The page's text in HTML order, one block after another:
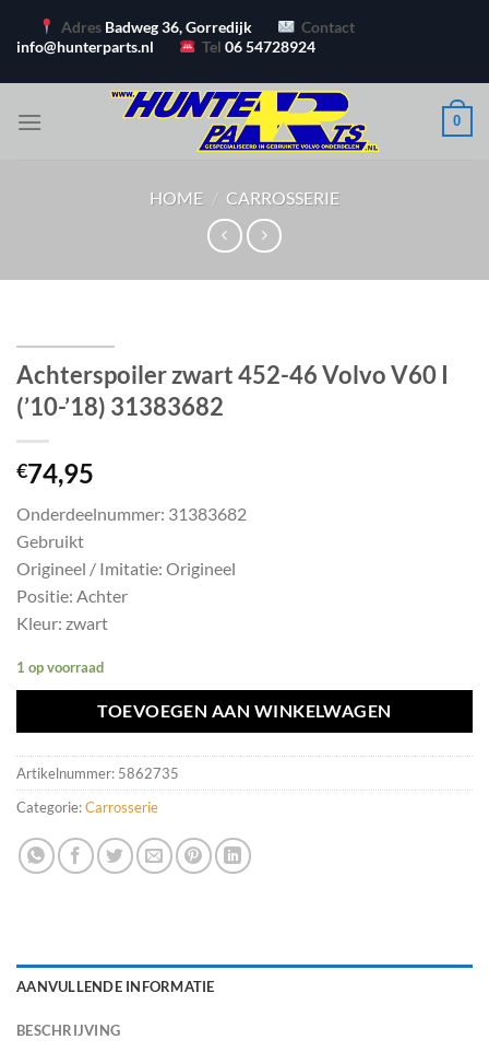
naar
Adres Badweg 36, Gorredijk
Contact
info@hunterparts.nl
Tel06 54728924
0
HOME / CARROSSERIE
Achterspoiler zwart 452-46 Volvo V60 I
(’10-’18) 31383682
€74,95
Onderdeelnummer: 31383682
Gebruikt
Origineel / Imitatie: Origineel
Positie: Achter
Kleur: zwart
1 op voorraad
TOEVOEGEN AAN WINKELWAGEN
Artikelnummer: 5862735
Categorie:Carrosserie
AANVULLENDE INFORMATIE
BESCHRIJVING